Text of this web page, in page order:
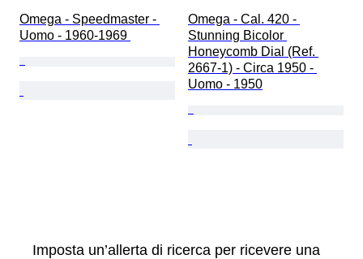
Omega - Speedmaster -
Uomo - 1960-1969
Omega - Cal. 420 -
Stunning Bicolor
Honeycomb Dial (Ref.
2667-1) - Circa 1950 -
Uomo - 1950
Imposta un’allerta di ricerca per ricevere una